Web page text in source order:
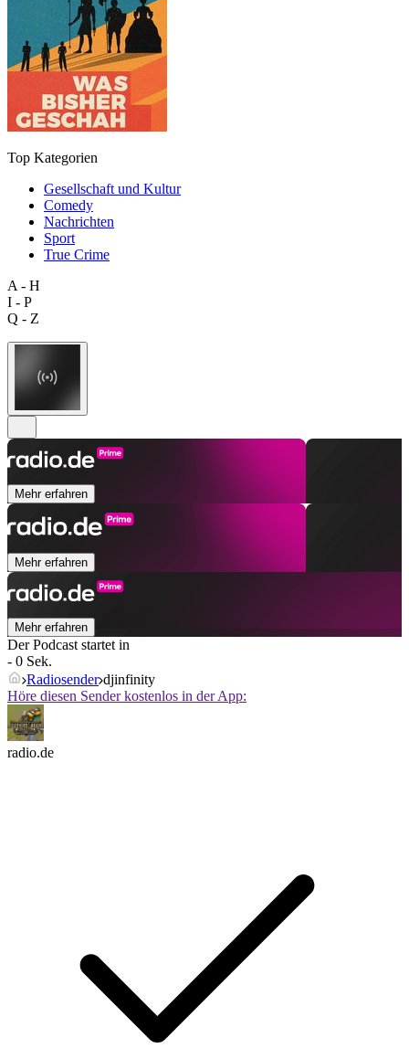
Top Kategorien
Gesellschaft und Kultur
Comedy
Nachrichten
Sport
True Crime
A - H
I - P
Q - Z
Mehr erfahren
Mehr erfahren
Mehr erfahren
Der Podcast startet in
- 0 Sek.
Radiosender djinfinity
Höre diesen Sender kostenlos in der App:
radio.de